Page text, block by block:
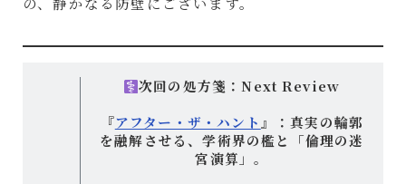
次回の処方箋：Next Review
『アフター・ザ・ハント』：真実の輪郭
を融解させる、学術界の檻と「倫理の迷
宮演算」。